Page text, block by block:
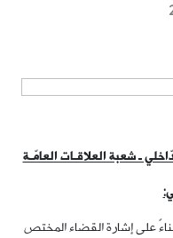
ـ شعبة العلاقـات العامّـة
على إشارة القضاء المختص